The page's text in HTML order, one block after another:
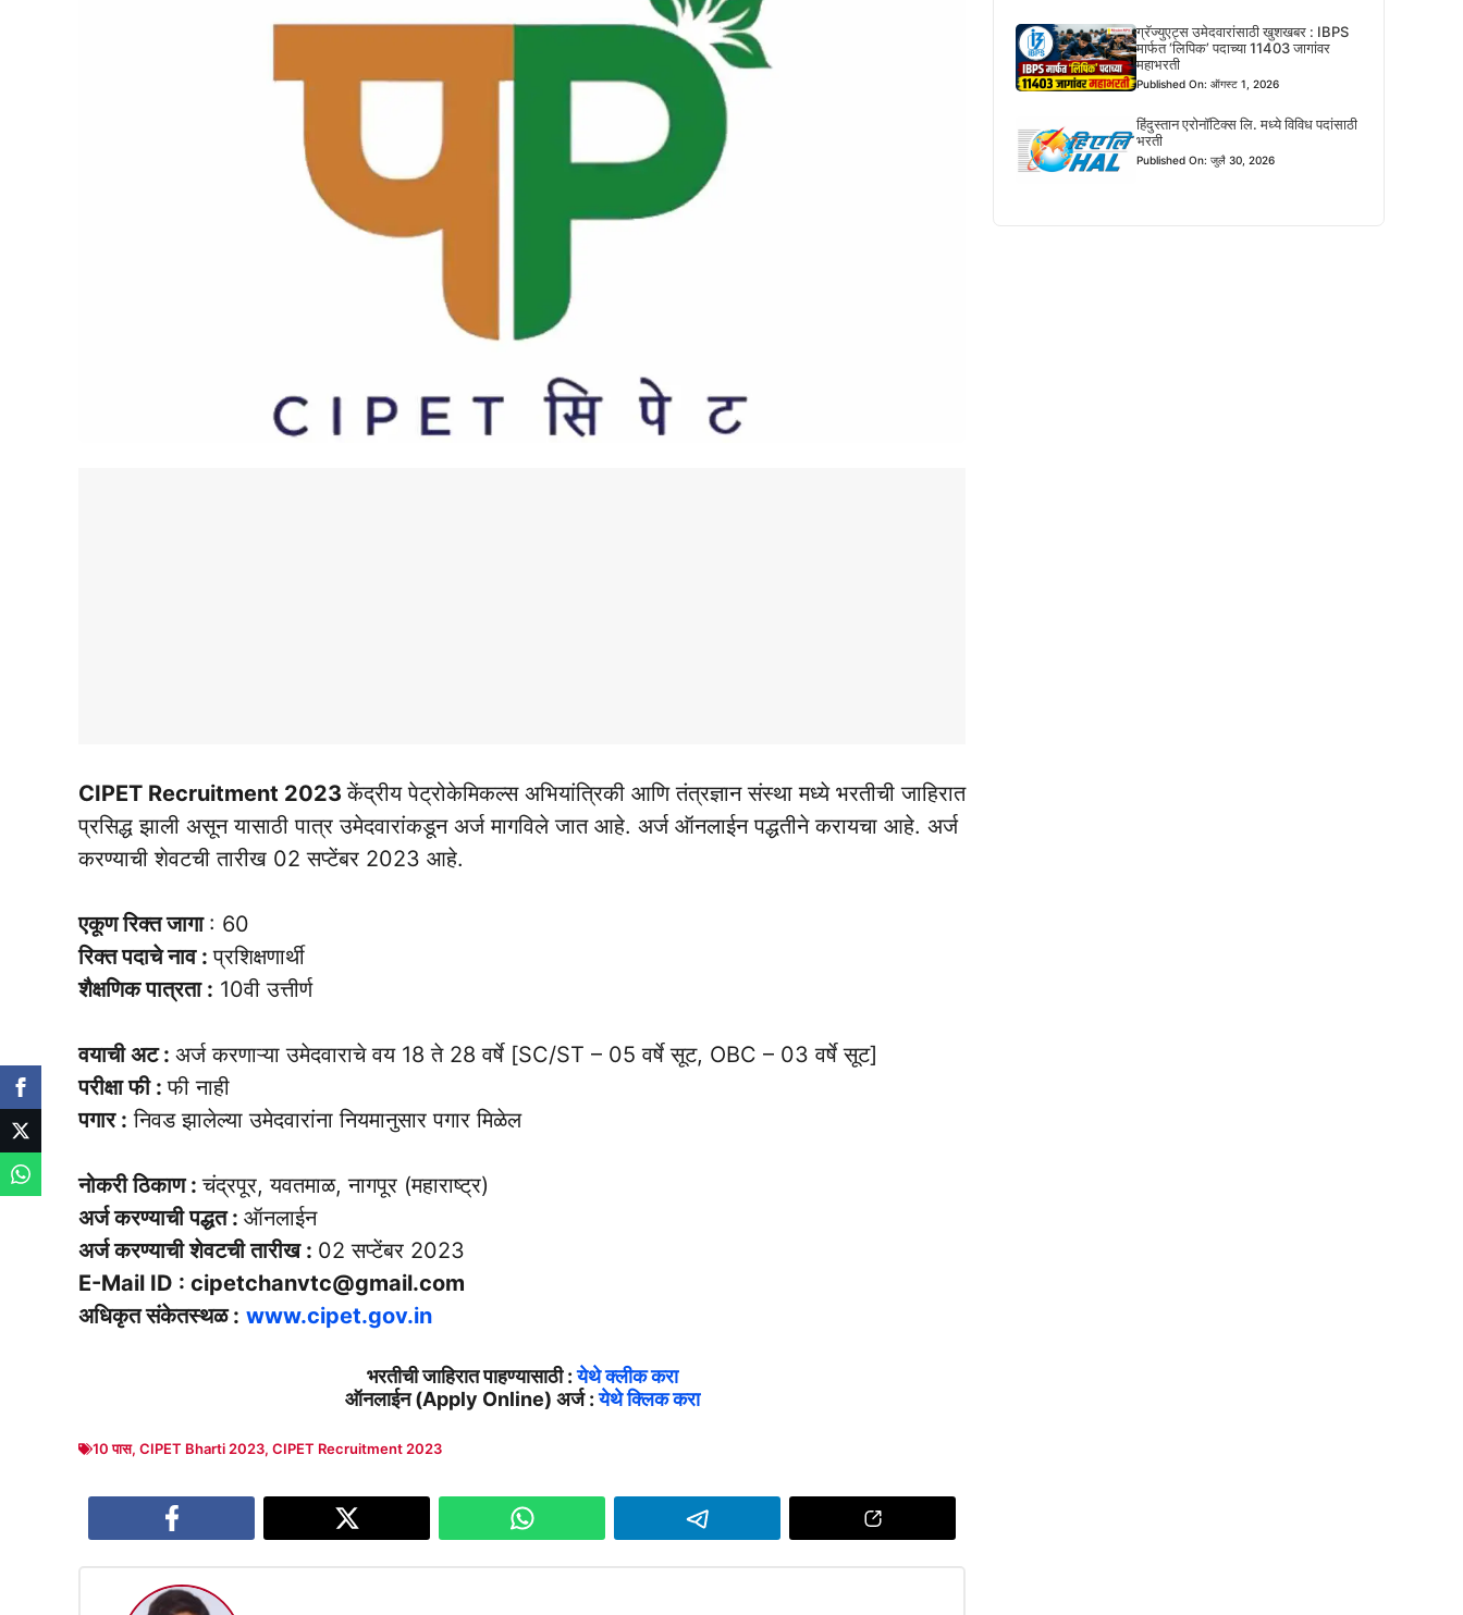
CIPET Recruitment 2023केंद्रीय पेट्रोकेमिकल्स अभियांत्रिकी आणि तंत्रज्ञान संस्था मध्ये भरतीची जाहिरात
प्रसिद्ध झाली असून यासाठी पात्र उमेदवारांकडून अर्ज मागविले जात आहे. अर्ज ऑनलाईन पद्धतीने करायचा आहे. अर्ज
करण्याची शेवटची तारीख 02 सप्टेंबर 2023 आहे.
एकूण रिक्त जागा : 60
रिक्त पदाचे नाव :प्रशिक्षणार्थी
शैक्षणिक पात्रता : 10वी उत्तीर्ण
वयाची अट : अर्ज करणाऱ्या उमेदवाराचे वय 18 ते 28 वर्षे [SC/ST – 05 वर्षे सूट, OBC – 03 वर्षे सूट]
परीक्षा फी :फी नाही
पगार : निवड झालेल्या उमेदवारांना नियमानुसार पगार मिळेल
नोकरी ठिकाण :चंद्रपूर, यवतमाळ, नागपूर (महाराष्ट्र)
अर्ज करण्याची पद्धत : ऑनलाईन
अर्ज करण्याची शेवटची तारीख : 02 सप्टेंबर 2023
E-Mail ID : cipetchanvtc@gmail.com
अधिकृत संकेतस्थळ : www.cipet.gov.in
भरतीची जाहिरात पाहण्यासाठी :येथे क्लीक करा
ऑनलाईन (Apply Online) अर्ज :येथे क्लिक करा
10 पास, CIPET Bharti 2023, CIPET Recruitment 2023
ग्रॅज्युएट्स उमेदवारांसाठी खुशखबर : IBPS
मार्फत ‘लिपिक’ पदाच्या 11403 जागांवर
महाभरती
Published On: ऑगस्ट 1, 2026
हिंदुस्तान एरोनॉटिक्स लि. मध्ये विविध पदांसाठी
भरती
Published On: जुलै 30, 2026